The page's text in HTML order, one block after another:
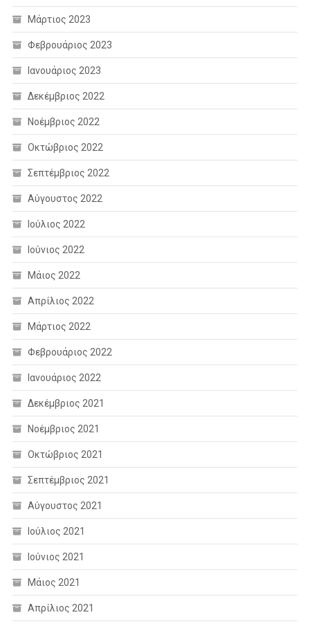
Μάρτιος 2023
Φεβρουάριος 2023
Ιανουάριος 2023
Δεκέμβριος 2022
Νοέμβριος 2022
Οκτώβριος 2022
Σεπτέμβριος 2022
Αύγουστος 2022
Ιούλιος 2022
Ιούνιος 2022
Μάιος 2022
Απρίλιος 2022
Μάρτιος 2022
Φεβρουάριος 2022
Ιανουάριος 2022
Δεκέμβριος 2021
Νοέμβριος 2021
Οκτώβριος 2021
Σεπτέμβριος 2021
Αύγουστος 2021
Ιούλιος 2021
Ιούνιος 2021
Μάιος 2021
Απρίλιος 2021